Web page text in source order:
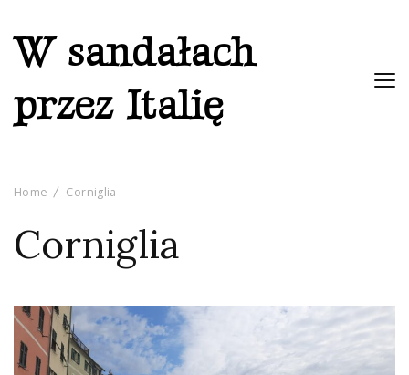
W sandałach
przez Italię
Home Corniglia
Corniglia